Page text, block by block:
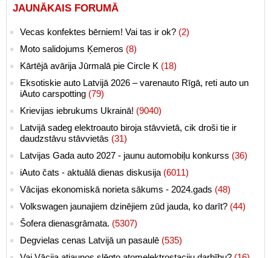
JAUNĀKAIS FORUMĀ
Vecas konfektes bērniem! Vai tas ir ok? (2)
Moto salidojums Ķemeros (8)
Kārtējā avārija Jūrmalā pie Circle K (18)
Eksotiskie auto Latvijā 2026 – varenauto Rīgā, reti auto un
iAuto carspotting (79)
Krievijas iebrukums Ukrainā! (9040)
Latvijā sadeg elektroauto biroja stāvvietā, cik droši tie ir
daudzstāvu stāvvietās (31)
Latvijas Gada auto 2027 - jaunu automobiļu konkurss (36)
iAuto čats - aktuālā dienas diskusija (6011)
Vācijas ekonomiskā norieta sākums - 2024.gads (48)
Volkswagen jaunajiem dzinējiem zūd jauda, ko darīt? (44)
Šofera dienasgrāmata. (5307)
Degvielas cenas Latvijā un pasaulē (535)